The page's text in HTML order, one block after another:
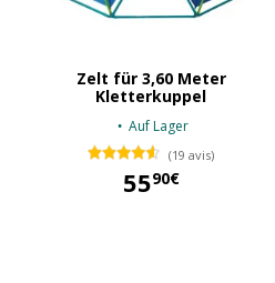
Zelt für 3,60 Meter
Kletterkuppel
Auf Lager
(19 avis)
5590€